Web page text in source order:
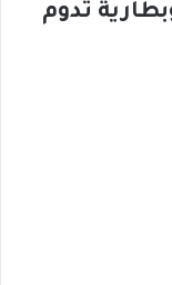
تدوم